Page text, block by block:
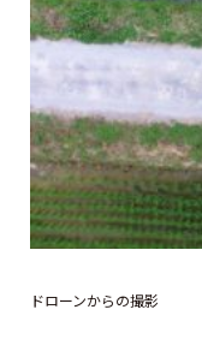
ドローンからの撮影